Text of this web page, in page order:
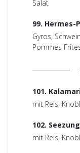
Salat
99. Hermes-
Gyros,
Pommes
101.
mit Reis,
102.
mit Reis,